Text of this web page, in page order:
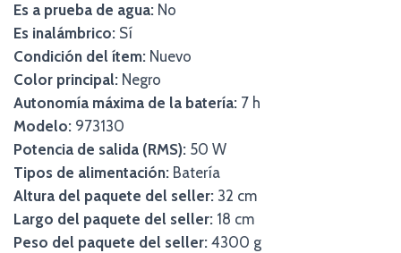
Es a prueba de agua: No
Es inalámbrico: Sí
Condición del ítem: Nuevo
Color principal: Negro
Autonomía máxima de la batería: 7 h
Modelo: 973130
Potencia de salida (RMS): 50 W
Tipos de alimentación: Batería
Altura del paquete del seller: 32 cm
Largo del paquete del seller: 18 cm
Peso del paquete del seller: 4300 g